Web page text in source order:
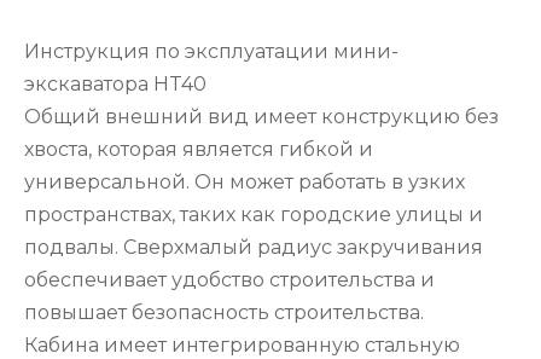
Инструкция по эксплуатации мини-
экскаватора HT40
Общий внешний вид имеет конструкцию без
хвоста, которая является гибкой и
универсальной. Он может работать в узких
пространствах, таких как городские улицы и
подвалы. Сверхмалый радиус закручивания
обеспечивает удобство строительства и
повышает безопасность строительства.
Кабина имеет интегрированную стальную